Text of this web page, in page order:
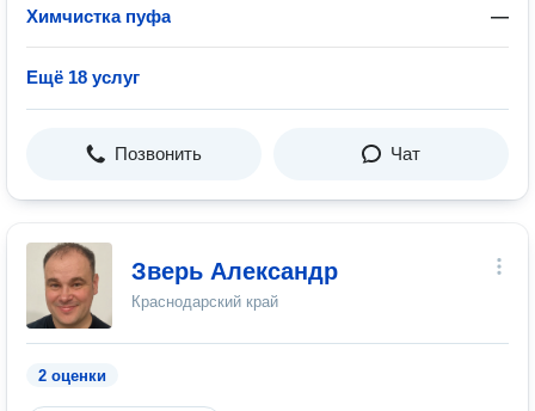
Химчистка пуфа —
Ещё 18 услуг
Позвонить Чат
Зверь Александр
Краснодарский край
2 оценки